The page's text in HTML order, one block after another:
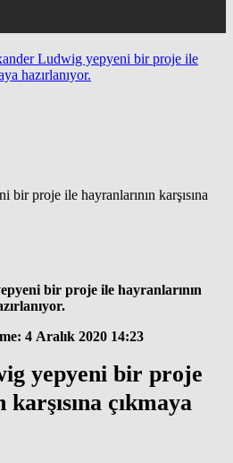
Ludwig yepyeni bir proje ile
hazırlanıyor.
bir proje ile hayranlarının
4 Aralık 2020 14:23
yepyeni bir proje
çıkmaya